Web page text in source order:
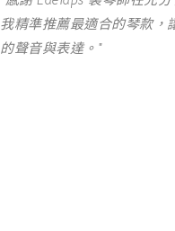
我精準推薦最適合的琴款，
的聲音與表達。"